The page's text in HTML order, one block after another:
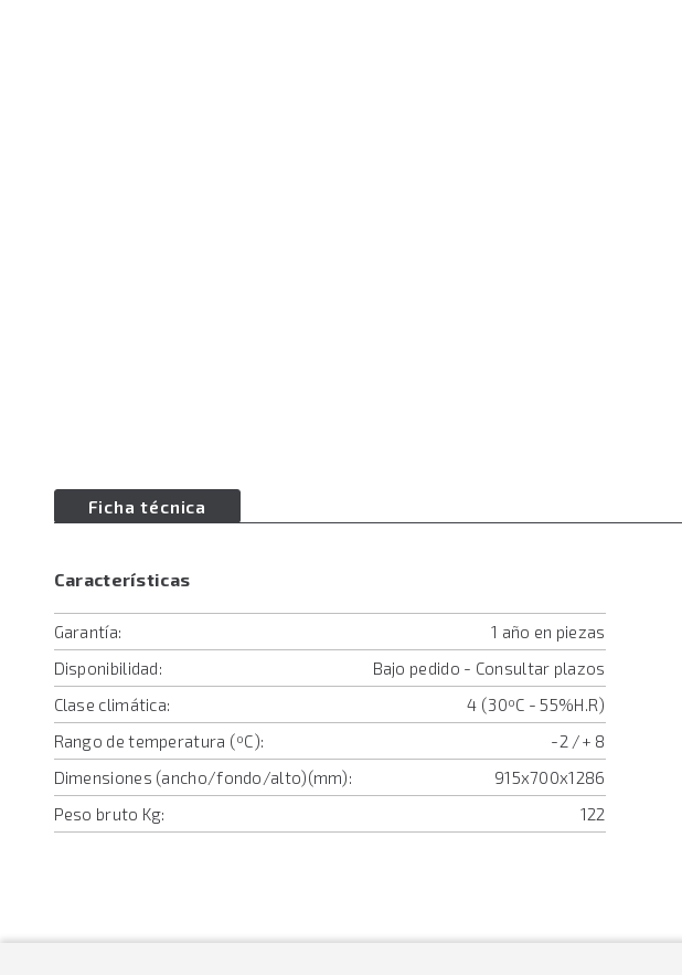
Ficha técnica
Características
Garantía:
1 año en piezas
Disponibilidad:
Bajo pedido - Consultar plazos
Clase climática:
4 (30ºC - 55%H.R)
Rango de temperatura (ºC):
-2 /+ 8
Dimensiones (ancho/fondo/alto)(mm):
915x700x1286
Peso bruto Kg:
122